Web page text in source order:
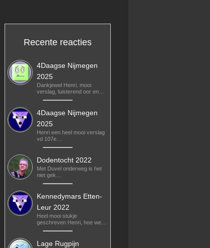
Recente reacties
4Daagse Nijmegen
2025
Dankjewel Henri, mooi
verslag, luisterend oor en…
4Daagse Nijmegen
2025
Henri een heel mooi verslag
vd 107e…
Dodentocht 2022
Met Duvel onderweg is het
niet gek…
Kennedymars Etten-
Leur 2022
Heel mooi stukje
geschreven Henri, hoe we…
Lage Rugpijn